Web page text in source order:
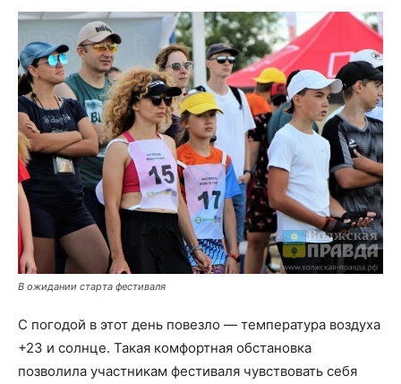
В ожидании старта фестиваля
С погодой в этот день повезло — температура воздуха
+23 и солнце. Такая комфортная обстановка
позволила участникам фестиваля чувствовать себя